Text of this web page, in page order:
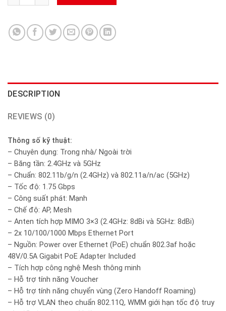
DESCRIPTION
REVIEWS (0)
Thông số kỹ thuật:
– Chuyên dụng: Trong nhà/ Ngoài trời
– Băng tần: 2.4GHz và 5GHz
– Chuẩn: 802.11b/g/n (2.4GHz) và 802.11a/n/ac (5GHz)
– Tốc độ: 1.75 Gbps
– Công suất phát: Mạnh
– Chế độ: AP, Mesh
– Anten tích hợp MIMO 3×3 (2.4GHz: 8dBi và 5GHz: 8dBi)
– 2x 10/100/1000 Mbps Ethernet Port
– Nguồn: Power over Ethernet (PoE) chuẩn 802.3af hoặc
48V/0.5A Gigabit PoE Adapter Included
– Tích hợp công nghệ Mesh thông minh
– Hỗ trợ tính năng Voucher
– Hỗ trợ tính năng chuyển vùng (Zero Handoff Roaming)
– Hỗ trợ VLAN theo chuẩn 802.11Q, WMM giới hạn tốc độ truy